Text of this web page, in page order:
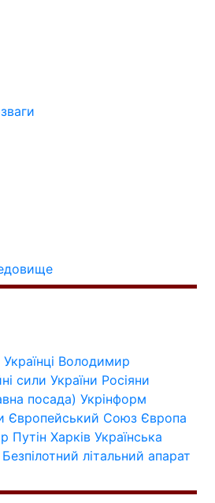
Українці Володимир
сили України Росіяни
посада) Укрінформ
Європейський Союз Європа
Путін Харків Українська
Безпілотний літальний апарат